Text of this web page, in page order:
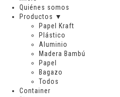
Quiénes somos
Productos ▼
Papel Kraft
Plástico
Aluminio
Madera Bambú
Papel
Bagazo
Todos
Container
4 Oz
Diámetro bajo
Diámetro alto
9,5 cm
Altura